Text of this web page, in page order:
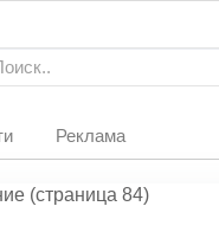
Реклама
(страница 84)